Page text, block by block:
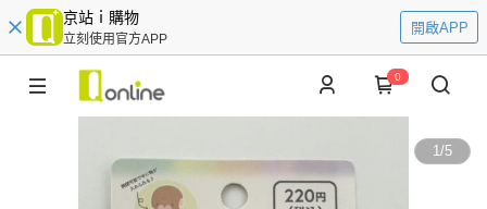
京站ｉ購物
立刻使用官方APP
開啟APP
0
1/5